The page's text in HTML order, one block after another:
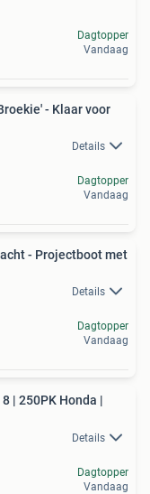
Dagtopper
Vandaag
- Klaar voor
Details
Dagtopper
Vandaag
- Projectboot met
Details
Dagtopper
Vandaag
| 250PK Honda |
Details
Dagtopper
Vandaag